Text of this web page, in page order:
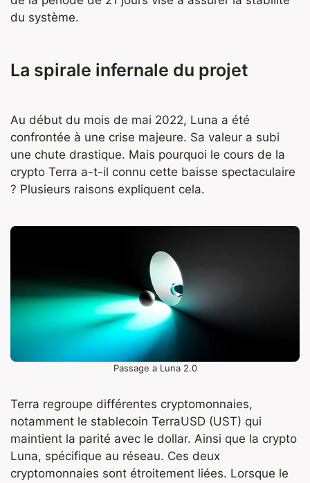
du système.
La spirale infernale du projet
Au début du mois de mai 2022, Luna a été
confrontée à une crise majeure. Sa valeur a subi
une chute drastique. Mais pourquoi le cours de la
crypto Terra a-t-il connu cette baisse spectaculaire
? Plusieurs raisons expliquent cela.
Passage a Luna 2.0
Terra regroupe différentes cryptomonnaies,
notamment le stablecoin TerraUSD (UST) qui
maintient la parité avec le dollar. Ainsi que la crypto
Luna, spécifique au réseau. Ces deux
cryptomonnaies sont étroitement liées. Lorsque le